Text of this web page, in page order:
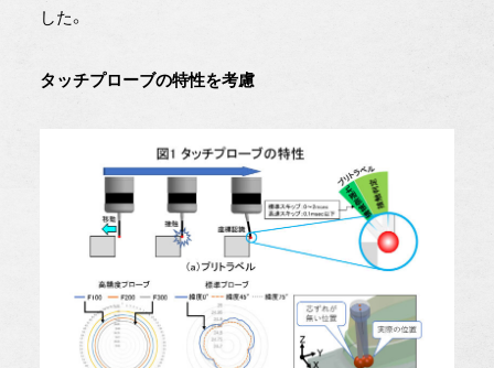
した。
タッチプローブの特性を考慮